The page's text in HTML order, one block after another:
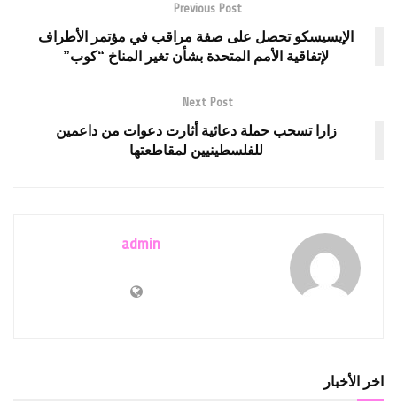
Previous Post
الإيسيسكو تحصل على صفة مراقب في مؤتمر الأطراف
لإتفاقية الأمم المتحدة بشأن تغير المناخ “كوب”
Next Post
زارا تسحب حملة دعائية أثارت دعوات من داعمين
للفلسطينيين لمقاطعتها
admin
اخر الأخبار